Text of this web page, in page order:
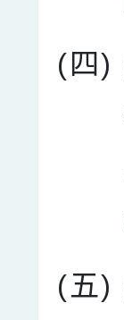
(四)
(五)